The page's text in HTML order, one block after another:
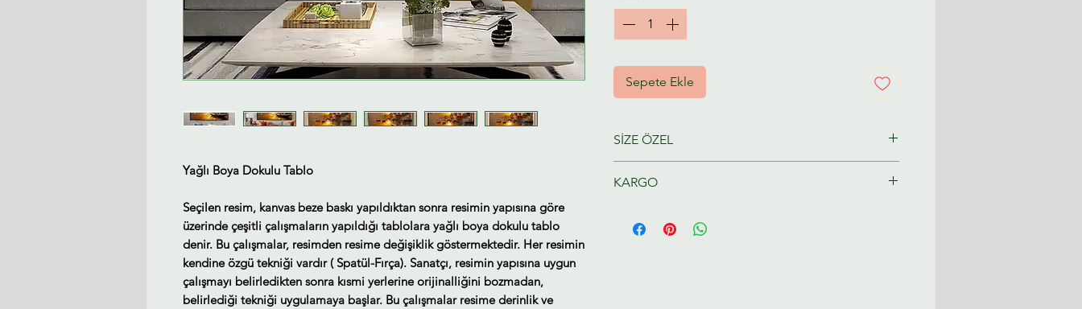
Yağlı Boya Dokulu Tablo
Seçilen resim, kanvas beze baskı yapıldıktan sonra resimin yapısına göre
üzerinde çeşitli çalışmaların yapıldığı tablolara yağlı boya dokulu tablo
denir. Bu çalışmalar, resimden resime değişiklik göstermektedir. Her resimin
kendine özgü tekniği vardır ( Spatül-Fırça). Sanatçı, resimin yapısına uygun
çalışmayı belirledikten sonra kısmi yerlerine orijinalliğini bozmadan,
belirlediği tekniği uygulamaya başlar. Bu çalışmalar resime derinlik ve
Sepete Ekle
SİZE ÖZEL
hazırlanacaktır.
KARGO
Tahmini Kargo teslim 2-3 iş günü